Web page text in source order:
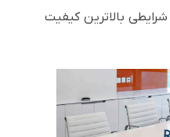
بالاترین کیفیت